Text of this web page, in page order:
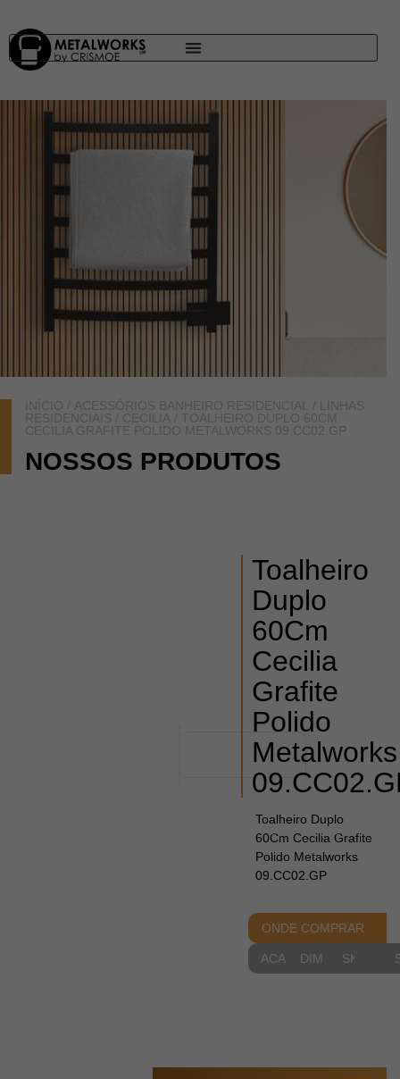
INÍCIO / ACESSÓRIOS BANHEIRO RESIDENCIAL /
LINHAS
RESIDENCIAIS / CECILIA / TOALHEIRO DUPLO 60CM
CECILIA GRAFITE POLIDO METALWORKS 09.CC02.GP
NOSSOS PRODUTOS
Toalheiro
Duplo
60Cm
Cecilia
Grafite
Polido
Metalworks
Toalheiro Duplo
60Cm Cecilia Grafite
Polido Metalworks
09.CC02.GP
ONDE COMPRAR
ACABAMENTOS
DIMENSIONAIS